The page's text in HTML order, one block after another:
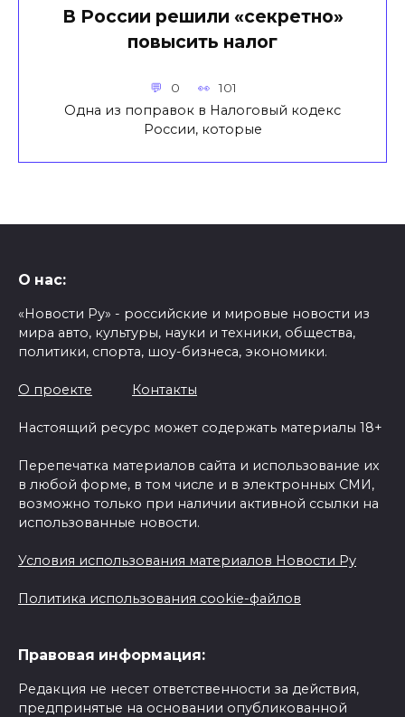
В России решили «секретно»
повысить налог
0 101
Одна из поправок в Налоговый кодекс
России, которые
О нас:
«Новости Ру» - российские и мировые новости из
мира авто, культуры, науки и техники, общества,
политики, спорта, шоу-бизнеса, экономики.
О проекте Контакты
Настоящий ресурс может содержать материалы 18+
Перепечатка материалов сайта и использование их
в любой форме, в том числе и в электронных СМИ,
возможно только при наличии активной ссылки на
использованные новости.
Условия использования материалов Новости Ру
Политика использования cookie-файлов
Правовая информация:
Редакция не несет ответственности за действия,
предпринятые на основании опубликованной